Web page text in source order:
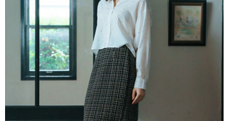
1.分期款項不併入電信帳單，「大哥付你分期」於每月結算日後寄送繳費提
2.透過簡訊連結打開帳單後，可選擇「超商條碼／台灣大直營門市／銀行轉
帳／街口支付／iPASS MONEY」等通路繳費。
【注意事項】
1.本服務係由「台灣大哥大股份有限公司」（以下簡稱本公司）所提供，讓
用戶於交易時，得透過本服務購買商品或服務，並由商店將買賣／分期付款
買賣價金債權讓與本公司後，依約使用本公司帳單繳交帳款。
2.基於同意付款使用「大哥付你分期」之契約關係目的，商店將以您的個人
資料（包含姓名、電話或地址）提供予台灣大哥大進項蒐集、處理及利用，
由本公司與您本人進行分期帳單所需資料之確認、核對及更正。
3.完整用戶服務條款，請詳閱以下連結：https://oppay.tw/userRule
【「AFTEE先享後付」結帳流程】
１．於結帳方式選擇「AFTEE先享後付」後，將跳轉至「AFTEE先享後付」
結帳頁面，進行簡訊認證並確認金額後，即可完成結帳。
２．訂單成立數日內，您將收到繳費通知簡訊。
３．收到繳費通知簡訊後14天內，點擊此簡訊中的連結，可透過四大超商／
ATM／網路銀行／等多元方式進行付款，方視為交易完成。
※ 請注意：結帳手續完成當下不需立刻繳費，但若您需要取消訂單，請聯絡
購買商品的店家。未經商家同意取消之訂單仍視為有效，需透過AFTEE先享
※ 交易是否成功請以「AFTEE先享後付 」之結帳頁面顯示為準，若有關於
是否繳費成功／繳費後需取消欲退款等相關疑問，請聯繫「AFTEE先享後付
https://netprotections.freshdesk.com/support/home
每筆NT$60，滿NT$1,500(含以上)免運費
全家純取貨
每筆NT$60，滿NT$1,500(含以上)免運費
萊爾富取貨付款
每筆NT$60，滿NT$1,500(含以上)免運費
每筆NT$60，滿NT$1,500(含以上)免運費